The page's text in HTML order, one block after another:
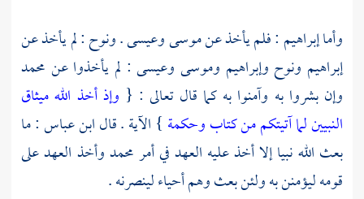
وأماإبراهيم : فلم يأخذ عنموسىوعيسى.ونوح: لم يأخذ عن
إبراهيم ونوح وإبراهيم وموسى وعيسى : لم يأخذوا عن محمد
وإن بشروا به وآمنوا به كما قال تعالى : { وإذ أخذ الله ميثاق
النبيين لما آتيتكم من كتاب وحكمة } الآية . قالابن عباس: ما
بعث الله نبيا إلا أخذ عليه العهد في أمرمحمدوأخذ العهد على
قومه ليؤمنن به ولئن بعث وهم أحياء لينصرنه .